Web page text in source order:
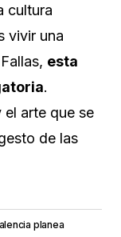
cultura
vivir una
esta
.
el arte que se
de las
planea